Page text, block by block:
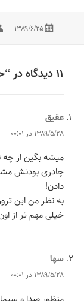
در
۱۳۸۹/۶/۲۵
۱۱ دیدگاه در “حمایت از قداست چادر”
عقیق
۱۳۸۹/۵/۲۸ در ۰۰:۰۱
میشه بگین از چه
چادری بودنش
دادن!
به نظر من این
خیلی مهم تر از
سها
۱۳۸۹/۵/۲۸ در ۰۰:۰۱
منظور صدا و